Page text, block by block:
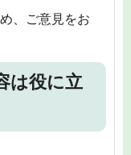
、ご意見をお
は役に立